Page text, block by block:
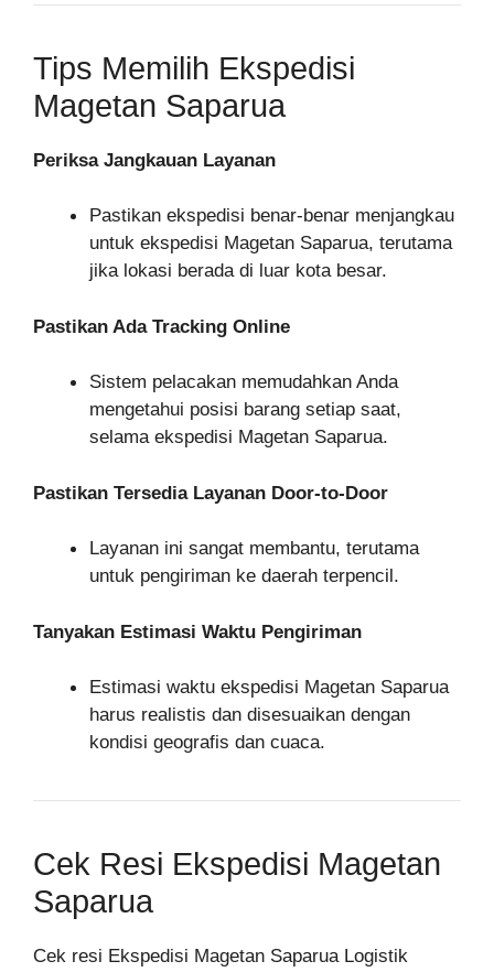
Tips Memilih Ekspedisi
Magetan Saparua
Periksa Jangkauan Layanan
Pastikan ekspedisi benar-benar menjangkau
untuk ekspedisi Magetan Saparua, terutama
jika lokasi berada di luar kota besar.
Pastikan Ada Tracking Online
Sistem pelacakan memudahkan Anda
mengetahui posisi barang setiap saat,
selama ekspedisi Magetan Saparua.
Pastikan Tersedia Layanan Door-to-Door
Layanan ini sangat membantu, terutama
untuk pengiriman ke daerah terpencil.
Tanyakan Estimasi Waktu Pengiriman
Estimasi waktu ekspedisi Magetan Saparua
harus realistis dan disesuaikan dengan
kondisi geografis dan cuaca.
Cek Resi Ekspedisi Magetan
Saparua
Cek resi Ekspedisi Magetan Saparua Logistik